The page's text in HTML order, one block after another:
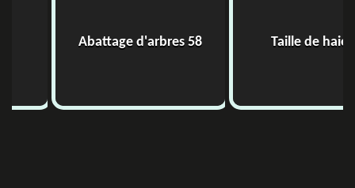
Abattage d'arbres 58 Taille de haie